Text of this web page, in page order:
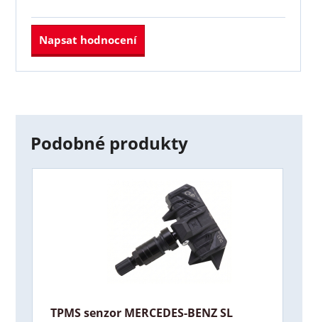
Napsat hodnocení
Podobné produkty
TPMS senzor MERCEDES-BENZ SL